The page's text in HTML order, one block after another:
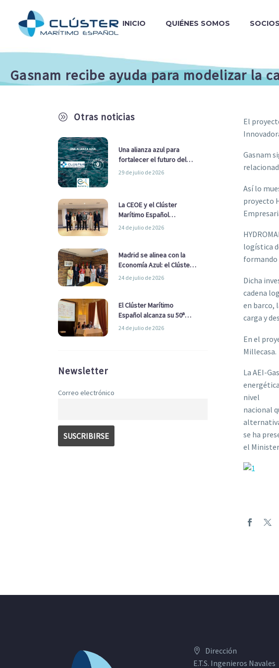
INICIO QUIÉNES SOMOS SOCIOS
Gasnam recibe ayuda para modelizar la
A Otras noticias
Una alianza azul para
fortalecer el futuro del
sector marítimo
29 de julio de 2026
La CEOE y el Clúster
Marítimo Español
refuerzan su alianza para
24 de julio de 2026
Madrid se alinea con la
Economía Azul: el Clúster
Marítimo Español y la Real
Ayuntamiento
24 de julio de 2026
El Clúster Marítimo
Español alcanza su 50ª
Asamblea reafirmando su
24 de julio de 2026
Newsletter
Correo electrónico
El
Gasnam
Así lo
proyecto
logística
formando
Dicha
cadena
en barco,
carga y
En el
Millecasa.
La AEI-
nivel
nacional
se ha
el
Dirección
E.T.S. Ingenieros Navales